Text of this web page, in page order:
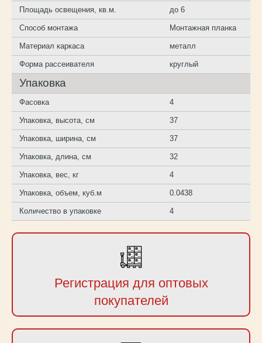
Площадь освещения, кв.м. до 6
Способ монтажа Монтажная планка
Материал каркаса металл
Форма рассеивателя круглый
Упаковка
Фасовка 4
Упаковка, высота, см 37
Упаковка, ширина, см 37
Упаковка, длина, см 32
Упаковка, вес, кг 4
Упаковка, объем, куб.м 0.0438
Количество в упаковке 4
Регистрация для оптовых
покупателей